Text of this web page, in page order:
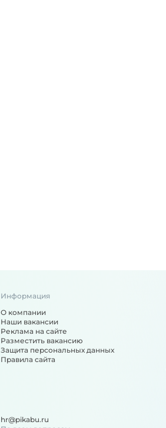
Информация
О компании
Наши вакансии
Реклама на сайте
Разместить вакансию
Защита персональных данных
Правила сайта
hr@pikabu.ru